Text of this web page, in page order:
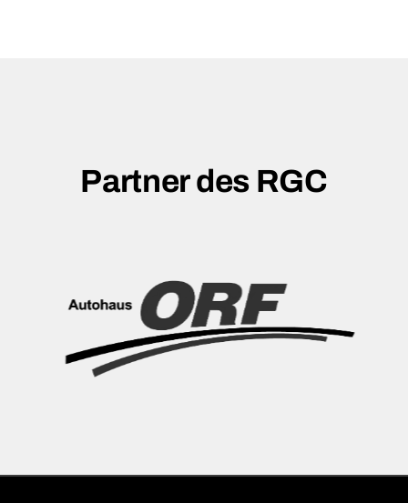
Partner des RGC